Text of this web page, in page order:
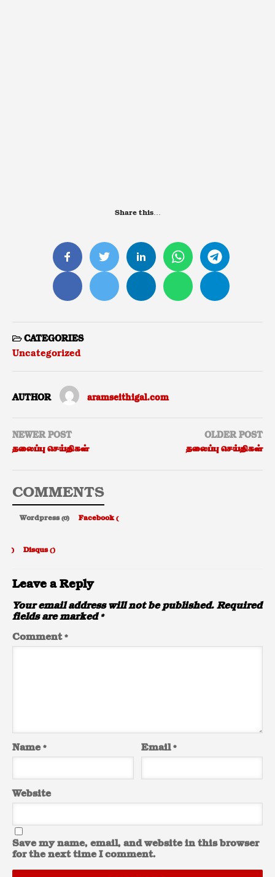
Share this…
CATEGORIES
Uncategorized
AUTHOR aramseithigal.com
NEWER POST
தலைப்பு செய்திகள்
OLDER POST
தலைப்பு செய்திகள்
COMMENTS
Wordpress (0) Facebook (
) Disqus ( )
Leave a Reply
Your email address will not be published. Required
fields are marked *
Comment*
Name* Email*
Website
Save my name, email, and website in this browser
for the next time I comment.